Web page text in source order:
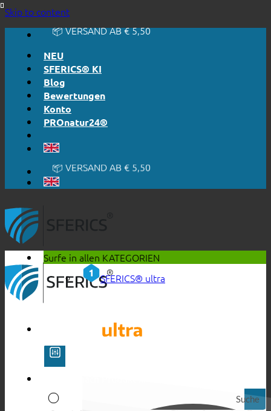
Skip to content🔆 EHRLICH. TRANSPARENT.
📦 VERSAND AB € 5,50
NEU
SFERICS® KI
Blog
Bewertungen
Konto
PROnatur24®
🔆 EINFACH. FUNKTIONIERT.
🔆 EHRLICH. TRANSPARENT.
📦 VERSAND AB € 5,50
🔖 KAUF AUF RECHNUNG
Suche
Surfe in allen KATEGORIEN
SFERICS® ultra